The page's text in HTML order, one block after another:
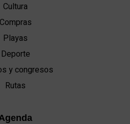
Cultura
Compras
Playas
Deporte
y congresos
Rutas